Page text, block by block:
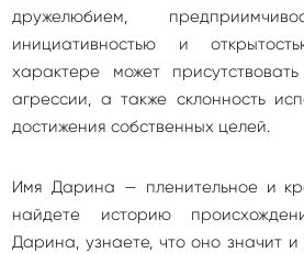
дружелюбием,
инициативностью и
характере может
агрессии, а также склонность
достижения собственных целей.
Имя Дарина — пленительное и
найдете историю
Дарина, узнаете, что оно значит и